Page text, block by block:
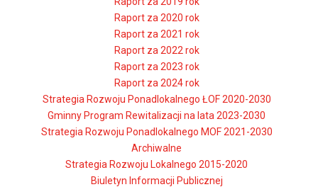
Raport za 2020 rok
Raport za 2021 rok
Raport za 2022 rok
Raport za 2023 rok
Raport za 2024 rok
Strategia Rozwoju Ponadlokalnego ŁOF 2020-2030
Gminny Program Rewitalizacji na lata 2023-2030
Strategia Rozwoju Ponadlokalnego MOF 2021-2030
Archiwalne
Strategia Rozwoju Lokalnego 2015-2020
Biuletyn Informacji Publicznej